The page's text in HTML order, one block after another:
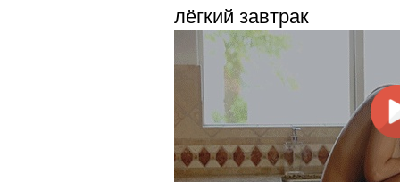
лёгкий завтрак